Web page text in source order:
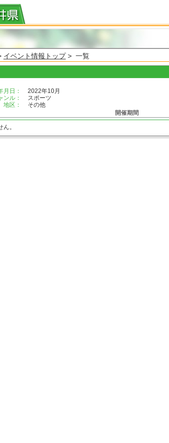
イベント情報トップ> 一覧
月日：
2022年10月
ンル：
スポーツ
地区：
その他
開催期間
。